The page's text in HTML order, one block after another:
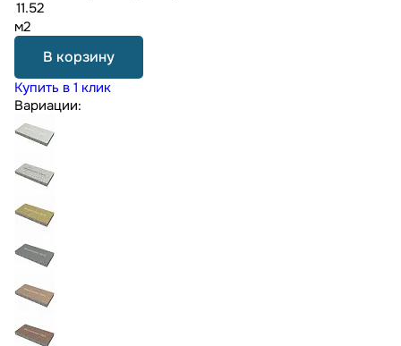
м2
В корзину
Купить в 1 клик
Вариации: